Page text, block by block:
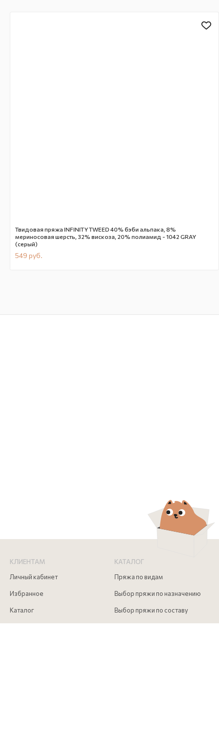
Твидовая пряжа INFINITY TWEED 40% бэби альпака, 8%
мериносовая шерсть, 32% вискоза, 20% полиамид - 1042 GRAY
(серый)
549 руб.
КЛИЕНТАМ
Личный кабинет
Избранное
Каталог
КАТАЛОГ
Пряжа по видам
Выбор пряжи по назначению
Выбор пряжи по составу